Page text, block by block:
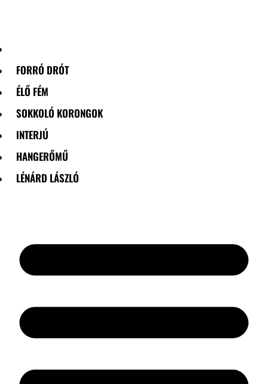
FORRÓ DRÓT
ÉLŐ FÉM
SOKKOLÓ KORONGOK
INTERJÚ
HANGERŐMŰ
LÉNÁRD LÁSZLÓ